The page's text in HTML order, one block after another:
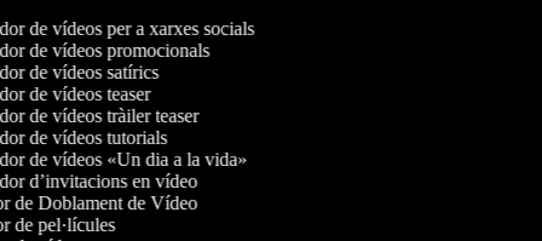
de vídeos per a xarxes socials
de vídeos promocionals
de vídeos satírics
de vídeos teaser
de vídeos tràiler teaser
de vídeos tutorials
de vídeos «Un dia a la vida»
d’invitacions en vídeo
de Doblament de Vídeo
de pel·lícules